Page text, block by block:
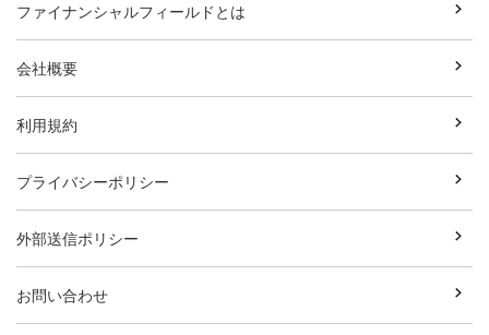
ファイナンシャルフィールドとは
会社概要
利用規約
プライバシーポリシー
外部送信ポリシー
お問い合わせ